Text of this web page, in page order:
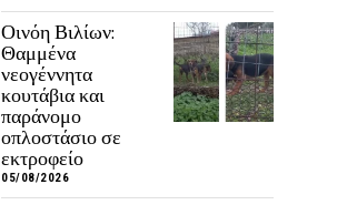
Οινόη Βιλίων:
Θαμμένα
νεογέννητα
κουτάβια και
παράνομο
οπλοστάσιο σε
εκτροφείο
05/08/2026